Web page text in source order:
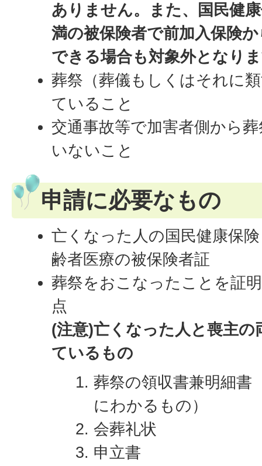
ありません。また、国民健
満の被保険者で前加入保険
できる場合も対象外となり
葬祭（葬儀もしくはそれに
ていること
交通事故等で加害者側から
いないこと
申請に必要なもの
亡くなった人の国民健康保
齢者医療の被保険者証
葬祭をおこなったことを証
点
(注意)亡くなった人と喪主
ているもの
葬祭の領収書兼明細書
にわかるもの）
会葬礼状
申立書